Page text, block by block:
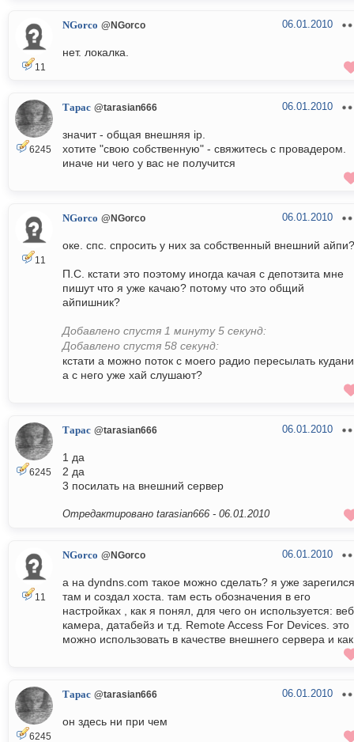
11
NGorco @NGorco 06.01.2010
нет. локалка.
6245
Тарас @tarasian666 06.01.2010
значит - общая внешняя ip.
хотите "свою собственную" - свяжитесь с провадером.
иначе ни чего у вас не получится
11
NGorco @NGorco 06.01.2010
оке. спс. спросить у них за собственный внешний айпи?
П.С. кстати это поэтому иногда качая с депотзита мне
пишут что я уже качаю? потому что это общий
айпишник?
Добавлено спустя 1 минуту 5 секунд:
Добавлено спустя 58 секунд:
кстати а можно поток с моего радио пересылать
а с него уже хай слушают?
6245
Тарас @tarasian666 06.01.2010
1 да
2 да
3 посилать на внешний сервер
Отредактировано tarasian666 - 06.01.2010
11
NGorco @NGorco 06.01.2010
а на dyndns.com такое можно сделать? я уже зарегился
там и создал хоста. там есть обозначения в его
настройках , как я понял, для чего он используется:
камера, датабейз и т.д. Remote Access For Devices. это
можно использовать в качестве внешнего сервера и как
6245
Тарас @tarasian666 06.01.2010
он здесь ни при чем